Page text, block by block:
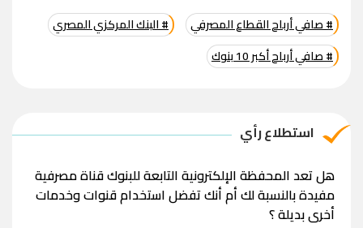
# صافي أرباح القطاع المصرفي
# البنك المركزي المصري
# صافي أرباح أكبر 10 بنوك
استطلاع رأي
هل تعد المحفظة الإلكترونية التابعة للبنوك قناة مصرفية
مفيدة بالنسبة لك أم أنك تفضل استخدام قنوات وخدمات
أخرى بديلة ؟